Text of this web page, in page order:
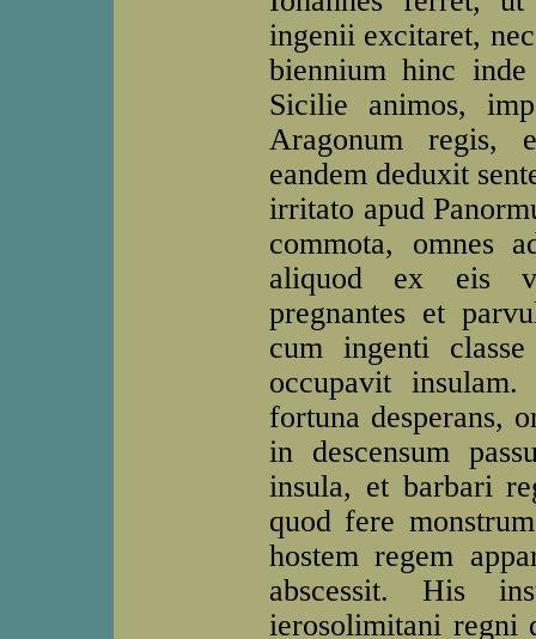
ingenii excitaret,
biennium hinc inde
Sicilie animos,
Aragonum regis,
eandem deduxit
irritato apud
commota, omnes
aliquod ex eis
pregnantes et
cum ingenti
occupavit
fortuna desperans,
in descensum
insula, et barbari
quod fere
hostem regem
abscessit. His
ierosolimitani regni